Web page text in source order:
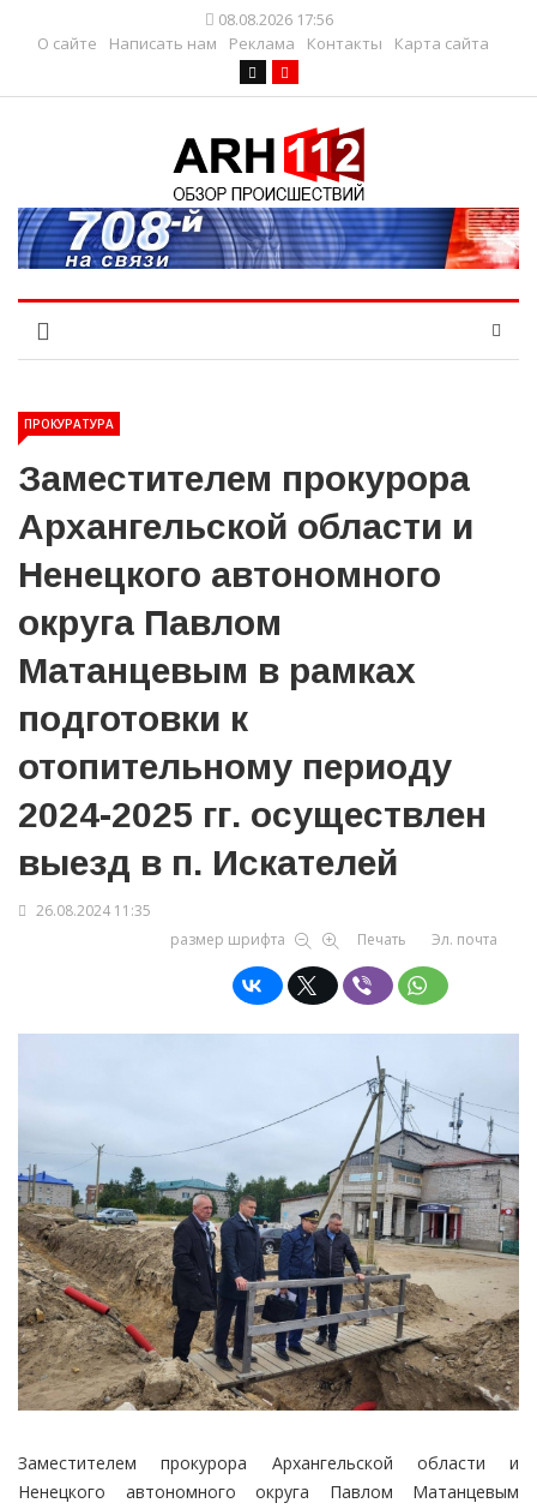
08.08.2026 17:56
О сайте
Написать нам Реклама Контакты Карта сайта
ПРОКУРАТУРА
Заместителем прокурора
Архангельской области и
Ненецкого автономного
округа Павлом
Матанцевым в рамках
подготовки к
отопительному периоду
2024-2025 гг. осуществлен
выезд в п. Искателей
26.08.2024 11:35
размер шрифта
Печать Эл. почта
Заместителем прокурора Архангельской области и
Ненецкого автономного округа Павлом Матанцевым